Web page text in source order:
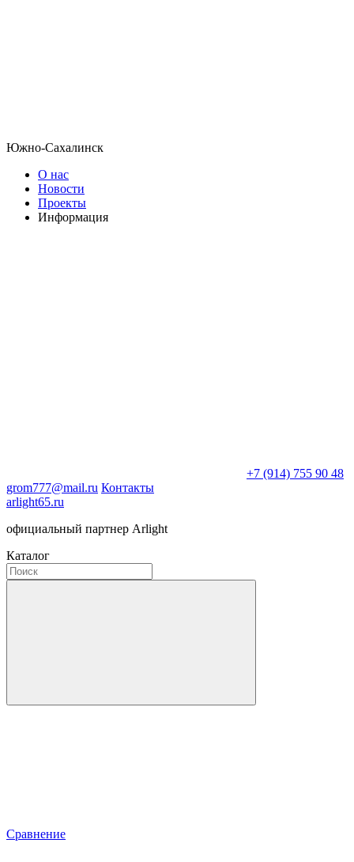
Южно-Сахалинск
О нас
Новости
Проекты
Информация
+7 (914) 755 90 48
grom777@mail.ru Контакты
arlight65.ru
официальный партнер Arlight
Каталог
Сравнение